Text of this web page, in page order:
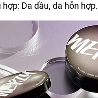
hợp: Da dầu, da hỗn hợp.